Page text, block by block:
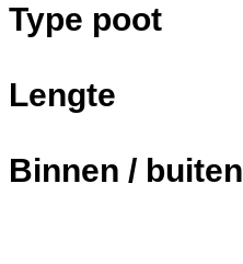
Type poot
Lengte
Binnen / buiten